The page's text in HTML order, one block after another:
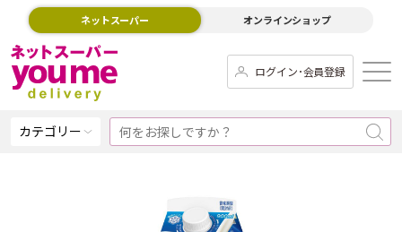
ネットスーパー オンラインショップ
ログイン･会員登録
カテゴリー